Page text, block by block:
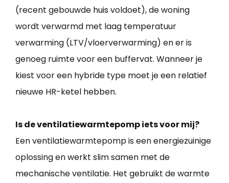
(recent gebouwde huis voldoet), de woning
wordt verwarmd met laag temperatuur
verwarming (LTV/vloerverwarming) en er is
genoeg ruimte voor een buffervat. Wanneer je
kiest voor een hybride type moet je een relatief
nieuwe HR-ketel hebben.
Is de ventilatiewarmtepomp iets voor mij?
Een ventilatiewarmtepomp is een energiezuinige
oplossing en werkt slim samen met de
mechanische ventilatie. Het gebruikt de warmte